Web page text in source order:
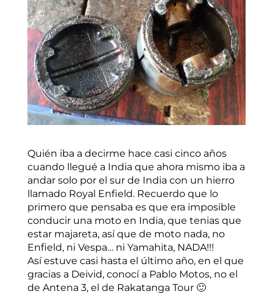
Quién iba a decirme hace casi cinco años
cuando llegué a India que ahora mismo iba a
andar solo por el sur de India con un hierro
llamado Royal Enfield. Recuerdo que lo
primero que pensaba es que era imposible
conducir una moto en India, que tenias que
estar majareta, así que de moto nada, no
Enfield, ni Vespa… ni Yamahita, NADA!!!
Así estuve casi hasta el último año, en el que
gracias a Deivid, conocí a Pablo Motos, no el
de Antena 3, el de Rakatanga Tour 🙂